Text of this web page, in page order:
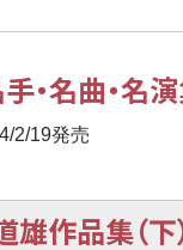
名曲・名演
2/19発売
作品集（下